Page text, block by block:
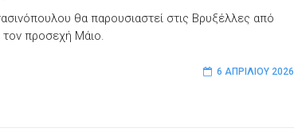
θα παρουσιαστεί στις Βρυξέλλες από
προσεχή Μάιο.
6 ΑΠΡΙΛΊΟΥ 2026